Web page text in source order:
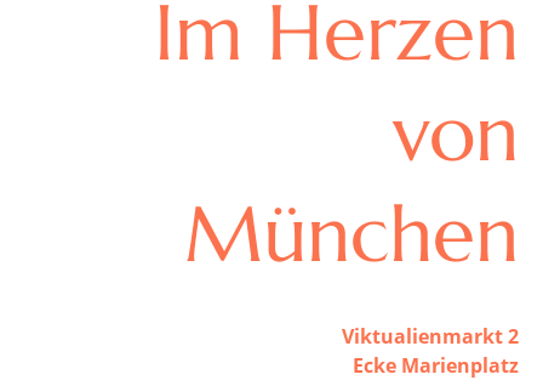
Im Herzen
von
München
Viktualienmarkt 2
Ecke Marienplatz